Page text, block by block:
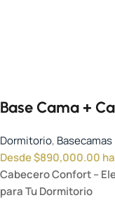
Base Cama +
Dormitorio, Basecamas
Desde$890,000.00
Cabecero Confort –
para Tu Dormitorio